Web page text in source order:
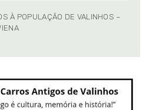
À POPULAÇÃO DE VALINHOS –